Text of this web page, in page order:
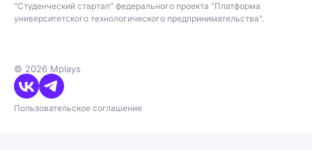
"Студенческий стартап" федерального проекта "Платформа
университетского технологического предпринимательства".
© 2026 Mplays
Пользовательское соглашение